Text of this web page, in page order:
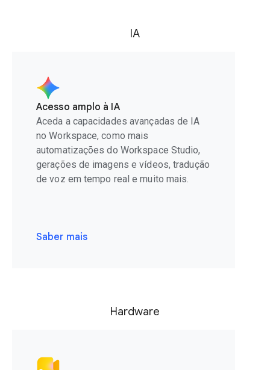
IA
Acesso amplo à IA
Aceda a capacidades avançadas de IA
no Workspace, como mais
automatizações do Workspace Studio,
gerações de imagens e vídeos, tradução
de voz em tempo real e muito mais.
Saber mais
Hardware